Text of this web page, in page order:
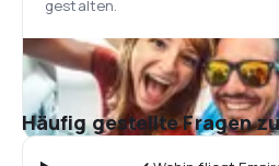
gestalten.
Häufig gestellte Fragen